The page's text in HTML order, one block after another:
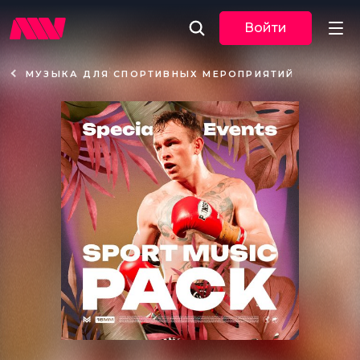
Музыка
По трекам
По жанрам
Плейлисты
Event
Войти
МУЗЫКА ДЛЯ СПОРТИВНЫХ МЕРОПРИЯТИЙ